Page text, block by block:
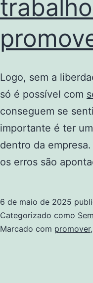
Logo, sem a
só é possível com
conseguem se
importante é ter
dentro da empresa.
os erros são
6 de maio de 2025
Categorizado como
Marcado com promover,